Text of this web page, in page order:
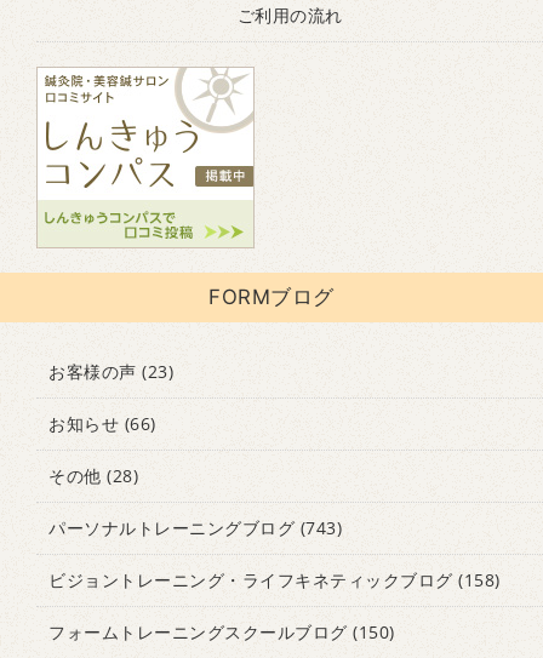
ご利用の流れ
FORMブログ
お客様の声 (23)
お知らせ (66)
その他 (28)
パーソナルトレーニングブログ(743)
ビジョントレーニング・ライフキネティックブログ(158)
フォームトレーニングスクールブログ (150)